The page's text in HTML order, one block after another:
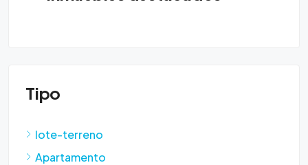
Tipo
lote-terreno
Apartamento